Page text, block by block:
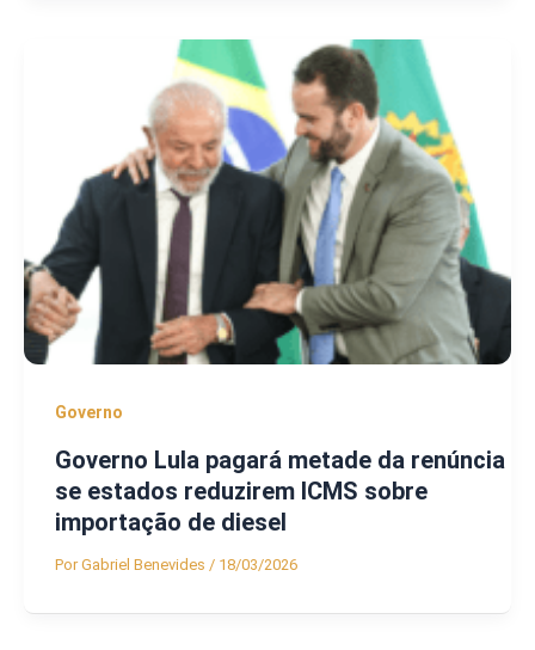
Governo
Governo Lula pagará metade da renúncia
se estados reduzirem ICMS sobre
importação de diesel
PorGabriel Benevides / 18/03/2026